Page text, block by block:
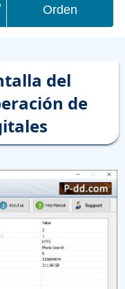
Orden
del
de